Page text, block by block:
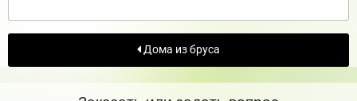
Дома из бруса